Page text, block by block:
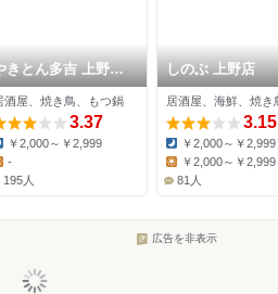
きとん多吉 上野広
路店
酒屋、焼き鳥、もつ鍋
3.37
￥2,000～￥2,999
-
195人
しのぶ 上野店
居酒屋、海鮮、焼き
3.15
Dinner:
￥2,000～￥2,999
Lunch:
￥2,000～￥2,999
81人
広告を非表示